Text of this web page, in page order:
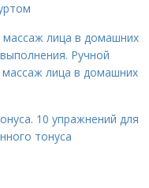
лица в домашних
Ручной
лица в домашних
10 упражнений для
тонуса